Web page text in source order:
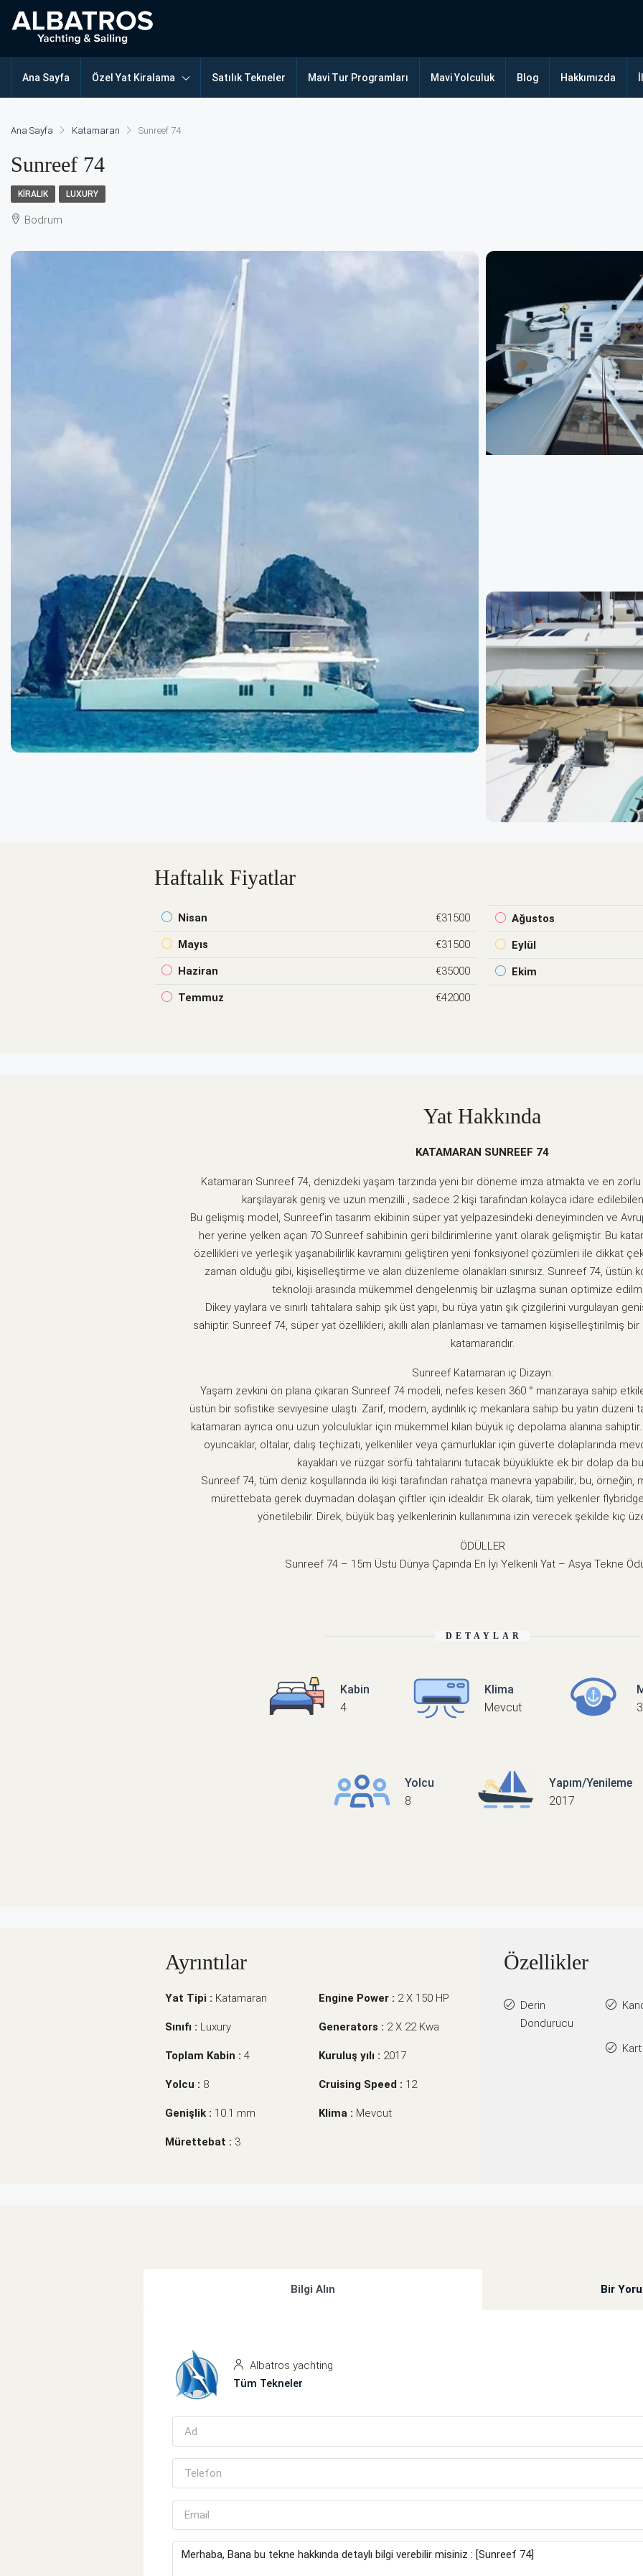
Ana Sayfa Özel Yat Kiralama Satılık Tekneler Mavi Tur Programları Mavi Yolculuk Blog Hakkımızda
Ana Sayfa Katamaran Sunreef 74
Sunreef 74
KIRALIK LUXURY
Bodrum
Haftalık Fiyatlar
Nisan €31500
Mayıs €31500
Haziran €35000
Temmuz €42000
Ağustos
Eylül
Ekim
Yat Hakkında
KATAMARAN SUNREEF 74
Katamaran Sunreef 74, denizdeki yaşam tarzında yeni bir döneme imza atmakta ve en
karşılayarak geniş ve uzun menzilli , sadece 2 kişi tarafından kolayca idare
Bu gelişmiş model, Sunreef’in tasarım ekibinin süper yat yelpazesindeki deneyiminden ve
her yerine yelken açan 70 Sunreef sahibinin geri bildirimlerine yanıt olarak gelişmiştir. Bu
özellikleri ve yerleşik yaşanabilirlik kavramını geliştiren yeni fonksiyonel çözümleri ile dikkat
zaman olduğu gibi, kişiselleştirme ve alan düzenleme olanakları sınırsız. Sunreef 74, üstün
teknoloji arasında mükemmel dengelenmiş bir uzlaşma sunan optimize
Dikey yaylara ve sınırlı tahtalara sahip şık üst yapı, bu rüya yatın şık çizgilerini vurgulayan
sahiptir. Sunreef 74, süper yat özellikleri, akıllı alan planlaması ve tamamen kişiselleştirilmiş
katamarandır.
Sunreef Katamaran iç Dizayn:
Yaşam zevkini ön plana çıkaran Sunreef 74 modeli, nefes kesen 360 ° manzaraya sahip
üstün bir sofistike seviyesine ulaştı. Zarif, modern, aydınlık iç mekanlara sahip bu yatın
katamaran ayrıca onu uzun yolculuklar için mükemmel kılan büyük iç depolama alanına
oyuncaklar, oltalar, dalış teçhizatı, yelkenliler veya çamurluklar için güverte dolaplarında
kayakları ve rüzgar sörfü tahtalarını tutacak büyüklükte ek bir dolap da
Sunreef 74, tüm deniz koşullarında iki kişi tarafından rahatça manevra yapabilir; bu,
mürettebata gerek duymadan dolaşan çiftler için idealdir. Ek olarak, tüm yelkenler
yönetilebilir. Direk, büyük baş yelkenlerinin kullanımına izin verecek şekilde kıç
ÖDÜLLER
Sunreef 74 – 15m Üstü Dünya Çapında En İyi Yelkenli Yat – Asya Tekne
DETAYLAR
Kabin
4
Klima
Mevcut
3
Yolcu
8
Yapım/Yenileme
2017
Ayrıntılar
Yat Tipi : Katamaran
Sınıfı : Luxury
Toplam Kabin : 4
Yolcu : 8
Genişlik : 10.1 mm
Mürettebat : 3
Engine Power : 2 X 150 HP
Generators : 2 X 22 Kwa
Kuruluş yılı : 2017
Cruising Speed : 12
Klima : Mevcut
Özellikler
Derin
Dondurucu
Kart
Bilgi Alın Bir
Albatros yachting
Tüm Tekneler